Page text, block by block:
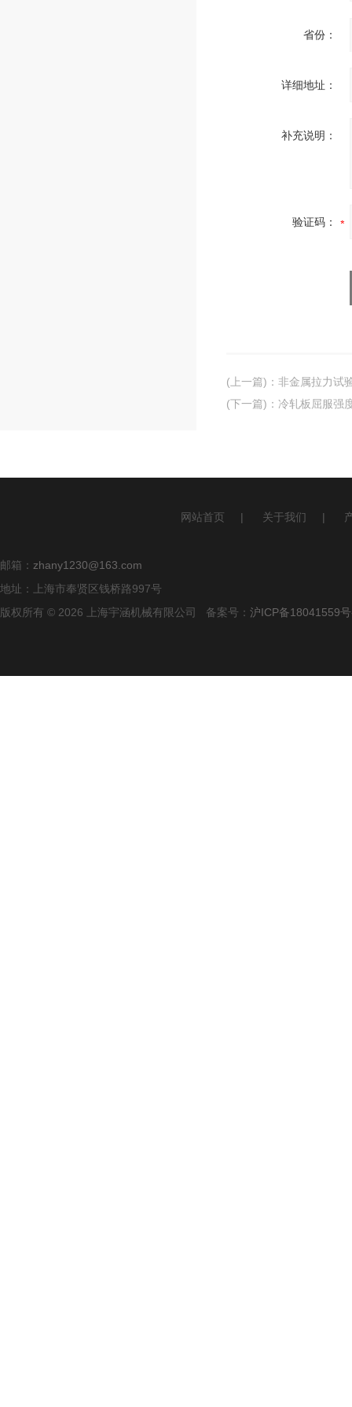
省份：
详细地址：
补充说明：
验证码：
(上一篇) ： 非金属拉力试
(下一篇) ： 冷轧板屈服强
网站首页 | 关于我们 |
邮箱： zhany1230@163.com
地址：上海市奉贤区钱桥路997号
版权所有 © 2026 上海宇涵机械有限公司 备案号： 沪ICP备18041559